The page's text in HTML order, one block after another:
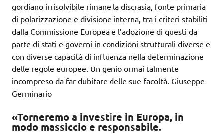
gordiano irrisolvibile rimane la discrasia, fonte primaria
di polarizzazione e divisione interna, tra i criteri stabiliti
dalla Commissione Europea e l’adozione di questi da
parte di stati e governi in condizioni strutturali diverse e
con diverse capacità di influenza nella determinazione
delle regole europee. Un genio ormai talmente
incompreso da far dubitare delle sue facoltà. Giuseppe
Germinario
«Torneremo a investire in Europa, in
modo massiccio e responsabile.